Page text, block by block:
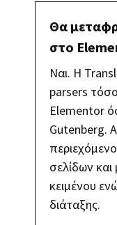
Θα
στο
Ναι. Η
parsers
Elementor
Gutenberg.
σελίδων και
κειμένου
διάταξης.